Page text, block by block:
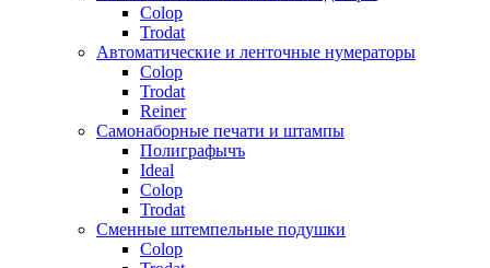
Colop
Trodat
Автоматические и ленточные нумераторы
Colop
Trodat
Reiner
Самонаборные печати и штампы
Полиграфычъ
Ideal
Colop
Trodat
Сменные штемпельные подушки
Colop